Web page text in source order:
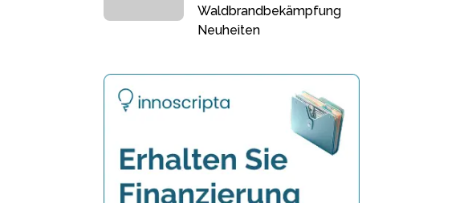
Waldbrandbekämpfung
Neuheiten